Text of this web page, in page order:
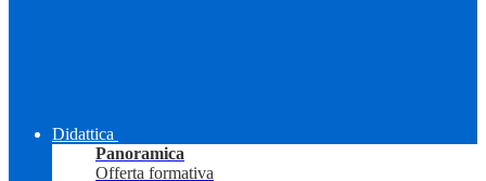
Didattica
Panoramica
Offerta formativa